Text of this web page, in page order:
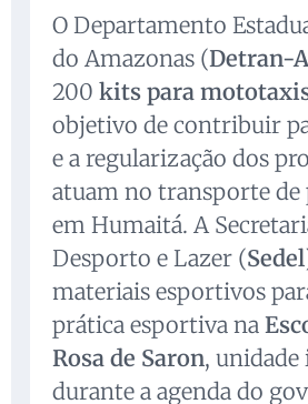
O Departamento
do Amazonas (Detran-
200 kits para
objetivo de contribuir
e a regularização dos
atuam no transporte de
em Humaitá. A
Desporto e Lazer (Sedel
materiais esportivos
prática esportiva na
Rosa de Saron, unidade
durante a agenda do